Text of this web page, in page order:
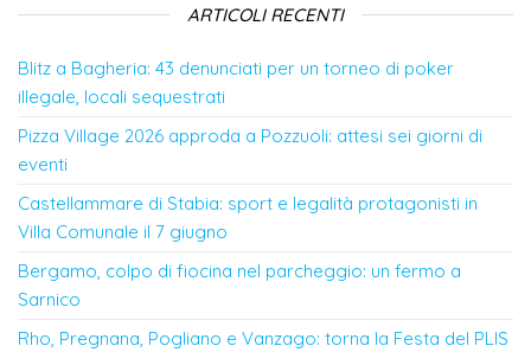
ARTICOLI RECENTI
Blitz a Bagheria: 43 denunciati per un torneo di poker
illegale, locali sequestrati
Pizza Village 2026 approda a Pozzuoli: attesi sei giorni di
eventi
Castellammare di Stabia: sport e legalità protagonisti in
Villa Comunale il 7 giugno
Bergamo, colpo di fiocina nel parcheggio: un fermo a
Sarnico
Rho, Pregnana, Pogliano e Vanzago: torna la Festa del PLIS